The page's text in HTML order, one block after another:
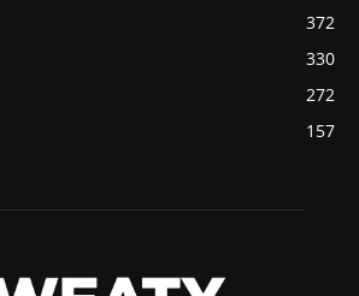
372
330
272
157